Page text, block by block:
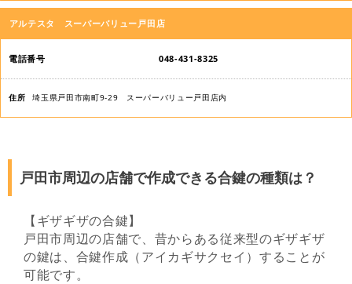
アルテスタ スーパーバリュー戸田店
048-431-8325
埼玉県戸田市南町9-29 スーパーバリュー戸田店内
戸田市周辺の店舗で作成できる合鍵の種類は？
【ギザギザの合鍵】
戸田市周辺の店舗で、昔からある従来型のギザギザ
の鍵は、合鍵作成（アイカギサクセイ）することが
可能です。